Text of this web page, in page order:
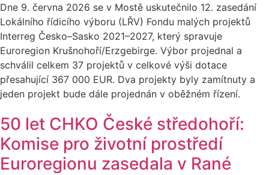
Dne 9. června 2026 se v Mostě uskutečnilo 12. zasedání
Lokálního řídicího výboru (LŘV) Fondu malých projektů
Interreg Česko–Sasko 2021–2027, který spravuje
Euroregion Krušnohoří/Erzgebirge. Výbor projednal a
schválil celkem 37 projektů v celkové výši dotace
přesahující 367 000 EUR. Dva projekty byly zamítnuty a
jeden projekt bude dále projednán v oběžném řízení.
50 let CHKO České středohoří:
Komise pro životní prostředí
Euroregionu zasedala v Rané